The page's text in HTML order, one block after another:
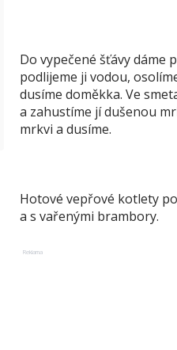
Do vypečené šťávy dáme
podlijeme ji vodou,
dusíme doměkka. Ve
a zahustíme jí dušenou
mrkvi a dusíme.
Hotové vepřové kotlety
a s vařenými brambory.
Reklama